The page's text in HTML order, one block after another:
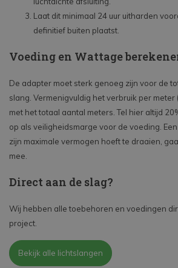
Laat dit minimaal 24 uur uitharden
definitief buiten plaatst.
Voeding en Wattage
De adapter moet sterk genoeg zijn voor de
slang. Vermenigvuldig het verbruik per
met het totaal aantal meters. Tel hier altijd
op als veiligheidsmarge voor de voeding.
zijn maximale vermogen hoeft te draaien,
mee.
Direct aan de slag?
Wij hebben alle toebehoren en voedingen
project.
Bekijk alle lichtslangen